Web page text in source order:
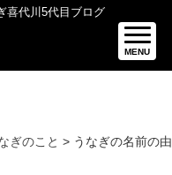
喜代川5代目ブログ
MENU
ぎのこと > うなぎの名前の由